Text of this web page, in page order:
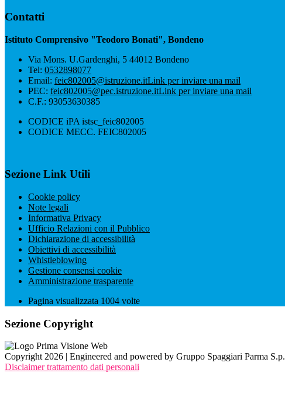
Contatti
Istituto Comprensivo "Teodoro Bonati", Bondeno
Via Mons. U.Gardenghi, 5 44012 Bondeno
Tel: 0532898077
Email: feic802005@istruzione.itLink per inviare una mail
PEC: feic802005@pec.istruzione.itLink per inviare una mail
C.F.: 93053630385
CODICE iPA istsc_feic802005
CODICE MECC. FEIC802005
Sezione Link Utili
Cookie policy
Note legali
Informativa Privacy
Ufficio Relazioni con il Pubblico
Dichiarazione di accessibilità
Obiettivi di accessibilità
Whistleblowing
Gestione consensi cookie
Amministrazione trasparente
Pagina visualizzata 1004 volte
Sezione Copyright
Copyright 2026 | Engineered and powered by Gruppo Spaggiari Parma
Disclaimer trattamento dati personali